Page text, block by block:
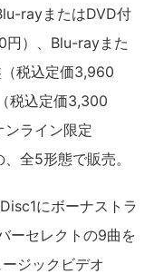
rayまたはDVD付
円）、Blu-rayまた
税込定価3,960
税込定価3,300
ライン限定
全5形態で販売。
にボーナストラ
ーセレクトの9曲を
ジックビデオ